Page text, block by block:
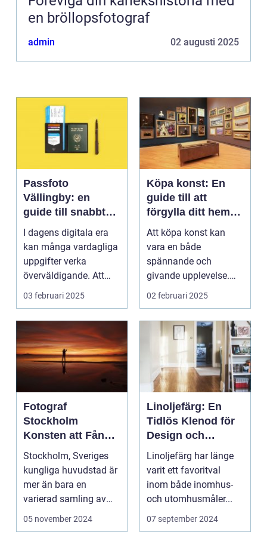
en bröllopsfotograf
admin 02 augusti 2025
Passfoto
Vällingby: en
guide till snabbt
och smidigt foto
I dagens digitala era
kan många vardagliga
uppgifter verka
överväldigande. Att
ordna...
03 februari 2025
Köpa konst: En
guide till att
förgylla ditt hem
med unik skönhet
Att köpa konst kan
vara en både
spännande och
givande upplevelse.
Det handlar inte b...
02 februari 2025
Fotograf
Stockholm
Konsten att Fånga
Ögonblick i
Huvudstaden
Stockholm, Sveriges
kungliga huvudstad är
mer än bara en
varierad samling av
pittoreska &o...
05 november 2024
Linoljefärg: En
Tidlös Klenod för
Design och
Hållbarhet
Linoljefärg har länge
varit ett favoritval
inom både inomhus-
och utomhusmåler...
07 september 2024